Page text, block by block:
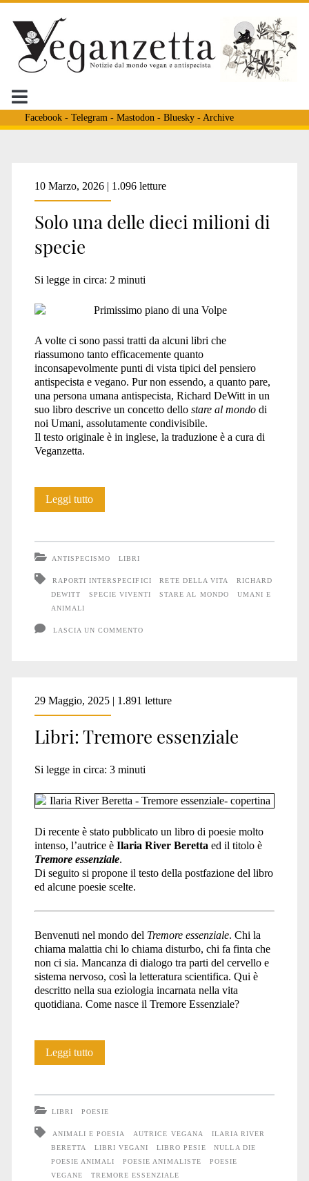
Facebook- Telegram - Mastodon - Bluesky- Archive
Categoria:
<span>Libri</span>
10 Marzo, 2026 | 1.096 letture
Solo una delle dieci milioni di
specie
Si legge in circa: 2 minuti
A volte ci sono passi tratti da alcuni libri che
riassumono tanto efficacemente quanto
inconsapevolmente punti di vista tipici del pensiero
antispecista e vegano. Pur non essendo, a quanto pare,
una persona umana antispecista, Richard DeWitt in un
suo libro descrive un concetto dellostare al mondodi
noi Umani, assolutamente condivisibile.
Il testo originale è in inglese, la traduzione è a cura di
Veganzetta.
Leggi tuttoSolo
milioni
ANTISPECISMO LIBRI
RAPORTI INTERSPECIFICI RETE DELLA VITA
RICHARD
DEWITT
SPECIE VIVENTI STARE AL MONDO
UMANI E
ANIMALI
LASCIA UN COMMENTO
29 Maggio, 2025 | 1.891 letture
Libri: Tremore essenziale
Si legge in circa: 3 minuti
Di recente è stato pubblicato un libro di poesie molto
intenso, l’autrice è Ilaria River Beretta ed il titolo è
Tremore essenziale.
Di seguito si propone il testo della postfazione del libro
ed alcune poesie scelte.
Benvenuti nel mondo del Tremore essenziale. Chi la
chiama malattia chi lo chiama disturbo, chi fa finta che
non ci sia. Mancanza di dialogo tra parti del cervello e
sistema nervoso, così la letteratura scientifica. Qui è
descritto nella sua eziologia incarnata nella vita
quotidiana. Come nasce il Tremore Essenziale?
Leggi tuttoLibri:
LIBRI POESIE
ANIMALI E POESIA AUTRICE VEGANA
ILARIA RIVER
BERETTA
LIBRI VEGANI LIBRO PESIE
NULLA DIE
POESIE ANIMALI
POESIE ANIMALISTE
POESIE
VEGANE
TREMORE ESSENZIALE